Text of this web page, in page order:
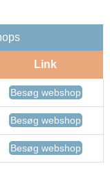
Link
Besøg webshop
Besøg webshop
Besøg webshop